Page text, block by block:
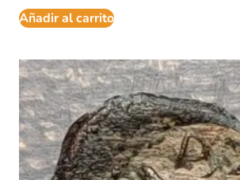
Añadir al carrito